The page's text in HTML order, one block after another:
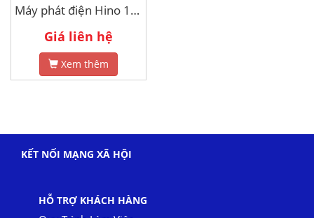
Máy phát điện Hino 100kva
Giá liên hệ
Xem thêm
KẾT NỐI MẠNG XÃ HỘI
HỖ TRỢ KHÁCH HÀNG